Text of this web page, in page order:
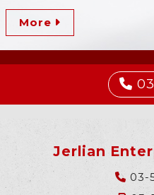
More
Jerlian
03-